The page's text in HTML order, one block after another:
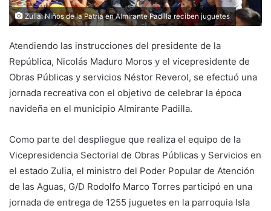
Zulia: Niños de la Patria en Almirante Padilla reciben juguetes
Atendiendo las instrucciones del presidente de la
República, Nicolás Maduro Moros y el vicepresidente de
Obras Públicas y servicios Néstor Reverol, se efectuó una
jornada recreativa con el objetivo de celebrar la época
navideña en el municipio Almirante Padilla.
Como parte del despliegue que realiza el equipo de la
Vicepresidencia Sectorial de Obras Públicas y Servicios en
el estado Zulia, el ministro del Poder Popular de Atención
de las Aguas, G/D Rodolfo Marco Torres participó en una
jornada de entrega de 1255 juguetes en la parroquia Isla